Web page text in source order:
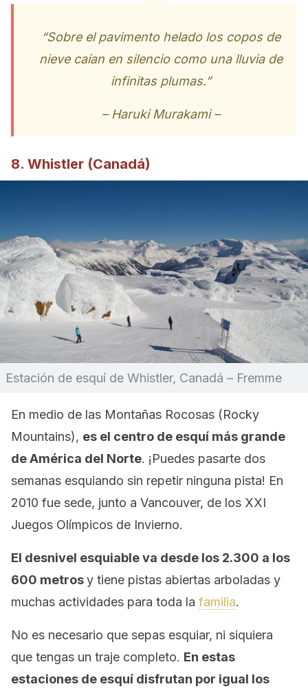
“Sobre el pavimento helado los copos de
nieve caían en silencio como una lluvia de
infinitas plumas.”
– Haruki Murakami –
8. Whistler (Canadá)
Estación de esquí de Whistler, Canadá – Fremme
En medio de las Montañas Rocosas (Rocky
Mountains), es el centro de esquí más grande
de América del Norte. ¡Puedes pasarte dos
semanas esquiando sin repetir ninguna pista! En
2010 fue sede, junto a Vancouver, de los XXI
Juegos Olímpicos de Invierno.
El desnivel esquiable va desde los 2.300 a los
600 metrosy tiene pistas abiertas arboladas y
muchas actividades para toda la familia.
No es necesario que sepas esquiar, ni siquiera
que tengas un traje completo. En estas
estaciones de esquí disfrutan por igual los